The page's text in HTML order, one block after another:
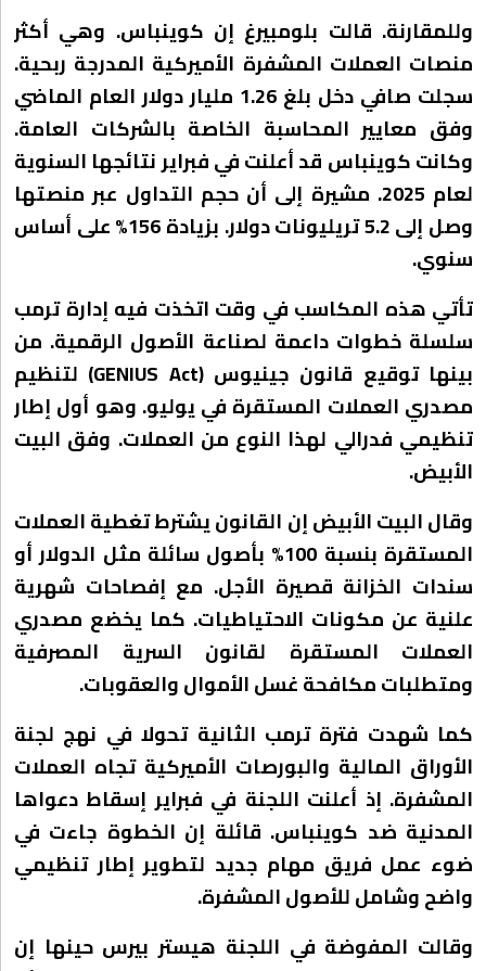
وللمقارنة. قالت بلومبيرغ إن كوينباس. وهي أكثر
منصات العملات المشفرة الأميركية المدرجة ربحية.
سجلت صافي دخل بلغ 1.26 مليار دولار العام الماضي
وفق معايير المحاسبة الخاصة بالشركات العامة.
وكانت كوينباس قد أعلنت في فبراير نتائجها السنوية
لعام 2025. مشيرة إلى أن حجم التداول عبر منصتها
وصل إلى 5.2 تريليونات دولار. بزيادة 156% على أساس
سنوي.
تأتي هذه المكاسب في وقت اتخذت فيه إدارة ترمب
سلسلة خطوات داعمة لصناعة الأصول الرقمية. من
بينها توقيع قانون جينيوس (GENIUS Act) لتنظيم
مصدري العملات المستقرة في يوليو. وهو أول إطار
تنظيمي فدرالي لهذا النوع من العملات. وفق البيت
الأبيض.
وقال البيت الأبيض إن القانون يشترط تغطية العملات
المستقرة بنسبة 100% بأصول سائلة مثل الدولار أو
سندات الخزانة قصيرة الأجل. مع إفصاحات شهرية
علنية عن مكونات الاحتياطيات. كما يخضع مصدري
العملات المستقرة لقانون السرية المصرفية
ومتطلبات مكافحة غسل الأموال والعقوبات.
كما شهدت فترة ترمب الثانية تحولا في نهج لجنة
الأوراق المالية والبورصات الأميركية تجاه العملات
المشفرة. إذ أعلنت اللجنة في فبراير إسقاط دعواها
المدنية ضد كوينباس. قائلة إن الخطوة جاءت في
ضوء عمل فريق مهام جديد لتطوير إطار تنظيمي
واضح وشامل للأصول المشفرة.
وقالت المفوضة في اللجنة هيستر بيرس حينها إن